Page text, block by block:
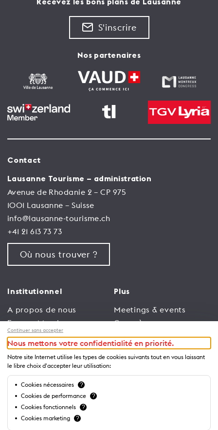
Recevez les bons plans de Lausanne
S'inscrire
Nos partenaires
Contact
Lausanne Tourisme – administration
Avenue de Rhodanie 2 – CP 975
1001 Lausanne – Suisse
info@lausanne-tourisme.ch
+41 21 613 73 73
Où nous trouver ?
Institutionnel
A propos de nous
Espace Membres
Emploi
Conditions générales
d’utilisation
Politique de
confidentialité
Plus
Meetings & events
Congrès
Trade
Espace Médias
Annonceurs
Brochures et guides
Continuer sans accepter
Nous mettons votre confidentialité en priorité.
Notre site Internet utilise les types de cookies suivants tout en vous laissant
le libre choix d'accepter leur utilisation:
Cookies nécessaires ?
Cookies de performance ?
Cookies fonctionnels ?
Cookies marketing ?